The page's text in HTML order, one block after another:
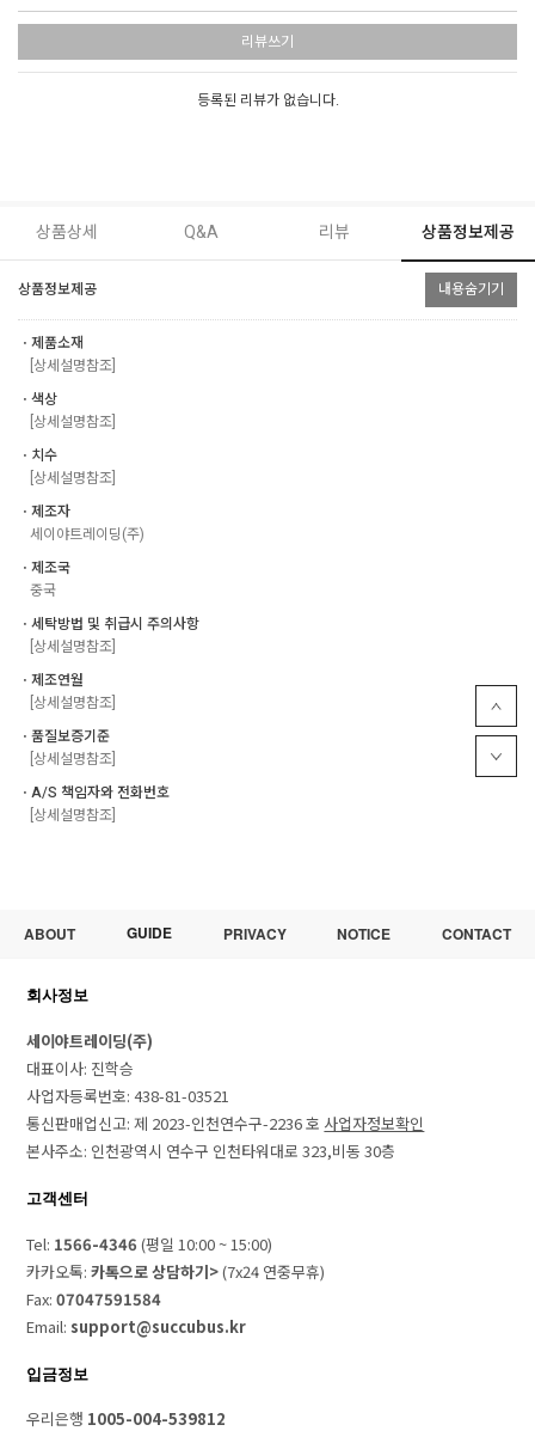
리뷰쓰기
등록된 리뷰가 없습니다.
상품상세 Q&A 리뷰 상품정보제공
상품정보제공 내용숨기기
ㆍ제품소재
[상세설명참조]
ㆍ색상
[상세설명참조]
ㆍ치수
[상세설명참조]
ㆍ제조자
세이야트레이딩(주)
ㆍ제조국
중국
ㆍ세탁방법 및 취급시 주의사항
[상세설명참조]
ㆍ제조연월
[상세설명참조]
ㆍ품질보증기준
[상세설명참조]
ㆍA/S 책임자와 전화번호
[상세설명참조]
ABOUT GUIDE PRIVACY NOTICE CONTACT
회사정보
세이야트레이딩(주)
대표이사: 진학승
사업자등록번호: 438-81-03521
통신판매업신고: 제 2023-인천연수구-2236 호 사업자정보확인
본사주소: 인천광역시 연수구 인천타워대로 323,비동 30층
고객센터
Tel: 1566-4346 (평일 10:00 ~ 15:00)
카카오톡:카톡으로 상담하기>(7x24 연중무휴)
Fax:07047591584
Email:support@succubus.kr
입금정보
우리은행 1005-004-539812